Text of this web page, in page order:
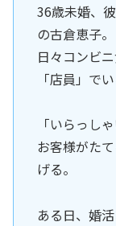
36歳未婚、
の古倉恵子。
日々コンビ
「店員」で
「いらっし
お客様がた
げる。
ある日、婚